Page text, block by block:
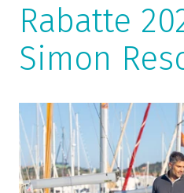
Rabatte
Simon